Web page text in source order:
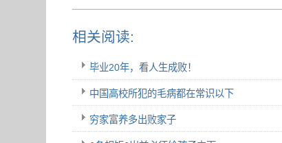
相关阅读:
毕业20年，看人生成败！
中国高校所犯的毛病都在常识以下
穷家富养多出败家子